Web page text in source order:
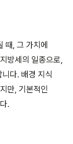
때, 그 가치에
방세의 일종으로,
다. 배경 지식
만, 기본적인
.